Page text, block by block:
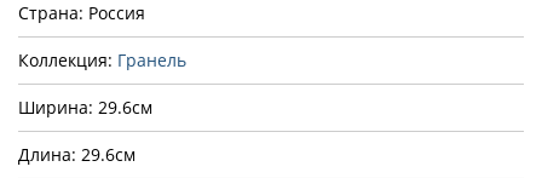
Страна: Россия
Коллекция: Гранель
Ширина: 29.6см
Длина: 29.6см